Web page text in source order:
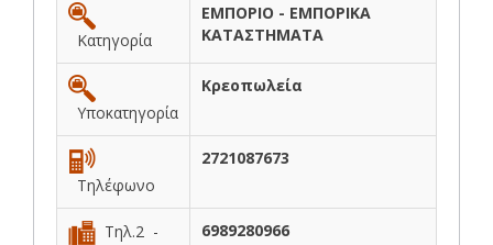
Κατηγορία
ΕΜΠΟΡΙΟ - ΕΜΠΟΡΙΚΑ
ΚΑΤΑΣΤΗΜΑΤΑ
Υποκατηγορία
Κρεοπωλεία
Τηλέφωνο
2721087673
Τηλ.2 -
6989280966